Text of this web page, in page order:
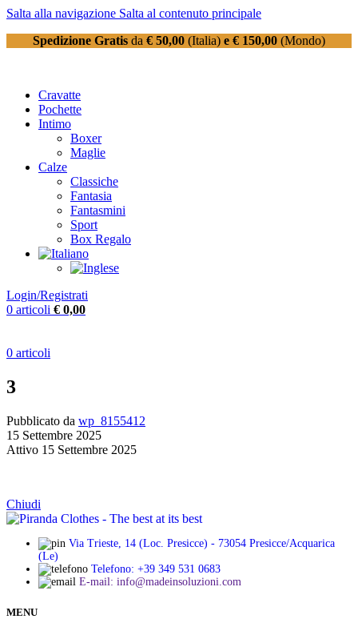
Salta alla navigazione Salta al contenuto principale
Spedizione Gratis da € 50,00 (Italia) e € 150,00 (Mondo)
Cravatte
Pochette
Intimo
Boxer
Maglie
Calze
Classiche
Fantasia
Fantasmini
Sport
Box Regalo
Login/Registrati
0 articoli € 0,00
0 articoli
3
Pubblicato da wp_8155412
15 Settembre 2025
Attivo 15 Settembre 2025
Chiudi
Via Trieste, 14 (Loc. Presicce) - 73054 Presicce/Acquarica
(Le)
Telefono: +39 349 531 0683
E-mail: info@madeinsoluzioni.com
MENU